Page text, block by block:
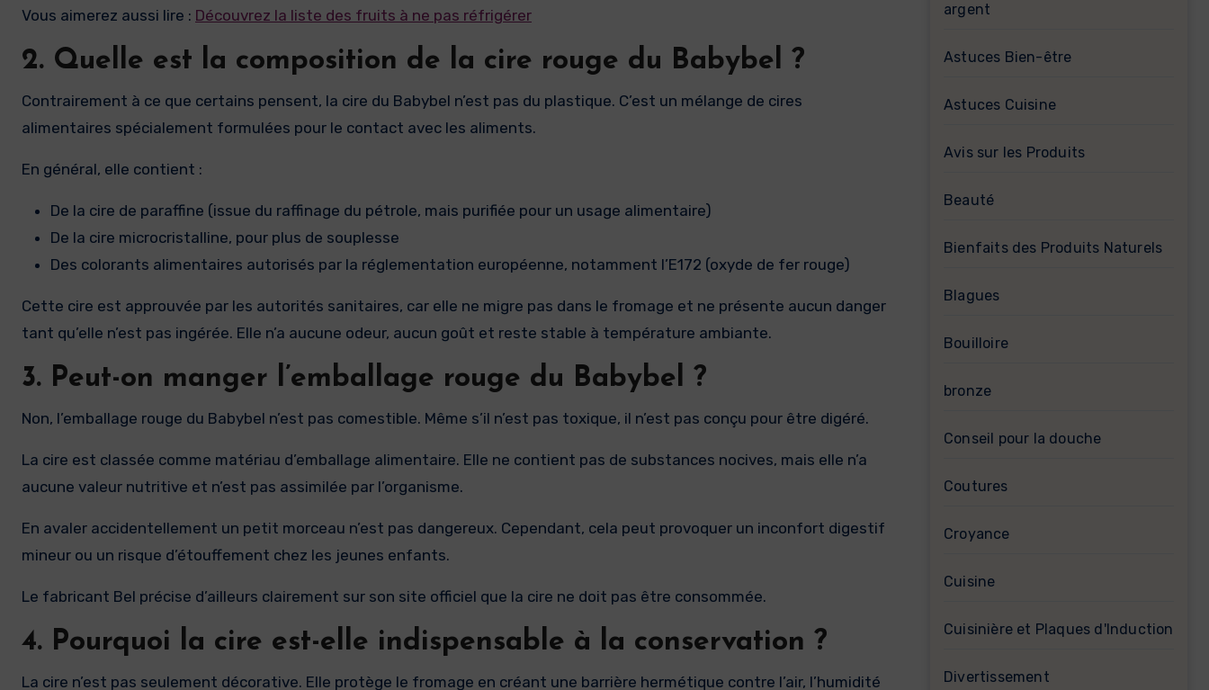
Vous aimerez aussi lire : Découvrez la liste des fruits à ne pas réfrigérer
2. Quelle est la composition de la cire rouge du Babybel ?
Contrairement à ce que certains pensent, la cire du Babybel n’est pas du plastique. C’est un mélange de cires
alimentaires spécialement formulées pour le contact avec les aliments.
En général, elle contient :
De la cire de paraffine (issue du raffinage du pétrole, mais purifiée pour un usage alimentaire)
De la cire microcristalline, pour plus de souplesse
Des colorants alimentaires autorisés par la réglementation européenne, notamment l’E172 (oxyde de fer rouge)
Cette cire est approuvée par les autorités sanitaires, car elle ne migre pas dans le fromage et ne présente aucun danger
tant qu’elle n’est pas ingérée. Elle n’a aucune odeur, aucun goût et reste stable à température ambiante.
3. Peut-on manger l’emballage rouge du Babybel ?
Non, l’emballage rouge du Babybel n’est pas comestible. Même s’il n’est pas toxique, il n’est pas conçu pour être digéré.
La cire est classée comme matériau d’emballage alimentaire. Elle ne contient pas de substances nocives, mais elle n’a
aucune valeur nutritive et n’est pas assimilée par l’organisme.
En avaler accidentellement un petit morceau n’est pas dangereux. Cependant, cela peut provoquer un inconfort digestif
mineur ou un risque d’étouffement chez les jeunes enfants.
Le fabricant Bel précise d’ailleurs clairement sur son site officiel que la cire ne doit pas être consommée.
4. Pourquoi la cire est-elle indispensable à la conservation ?
La cire n’est pas seulement décorative. Elle protège le fromage en créant une barrière hermétique contre l’air, l’humidité
argent
Astuces Bien-être
Astuces Cuisine
Avis sur les Produits
Beauté
Bienfaits des Produits Naturels
Blagues
Bouilloire
bronze
Conseil pour la douche
Coutures
Croyance
Cuisine
Cuisinière et Plaques d'Induction
Divertissement